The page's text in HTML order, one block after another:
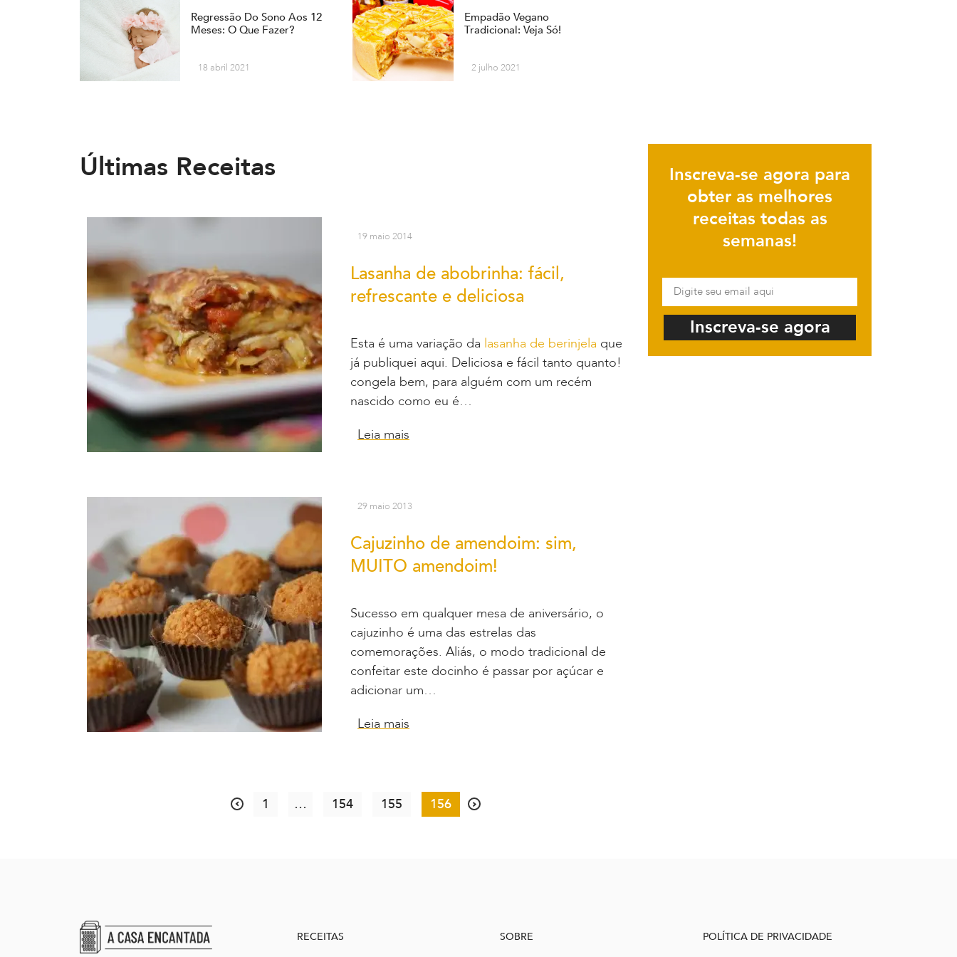
Regressão Do Sono Aos 12
Meses: O Que Fazer?
18 abril 2021
Empadão Vegano
Tradicional: Veja Só!
2 julho 2021
Últimas Receitas
19 maio 2014
Lasanha de abobrinha: fácil,
refrescante e deliciosa
Esta é uma variação da lasanha de berinjela que
já publiquei aqui. Deliciosa e fácil tanto quanto!
congela bem, para alguém com um recém
nascido como eu é…
Leia mais
29 maio 2013
Cajuzinho de amendoim: sim,
MUITO amendoim!
Sucesso em qualquer mesa de aniversário, o
cajuzinho é uma das estrelas das
comemorações. Aliás, o modo tradicional de
confeitar este docinho é passar por açúcar e
adicionar um…
Leia mais
1 … 154 155 156
Inscreva-se agora para
obter as melhores
receitas todas as
semanas!
Inscreva-se agora
RECEITAS SOBRE POLÍTICA DE PRIVACIDADE